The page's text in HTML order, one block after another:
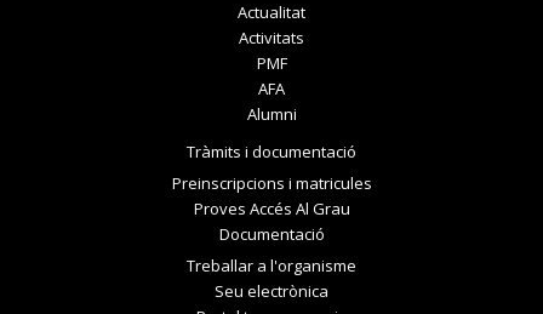
Actualitat
Activitats
PMF
AFA
Alumni
Tràmits i documentació
Preinscripcions i matricules
Proves Accés Al Grau
Documentació
Treballar a l'organisme
Seu electrònica